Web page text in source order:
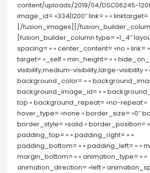
content/uploads/2019/04/DSC06245-
image_id= »334|1200″ link= » » linktarget=
[/fusion_images][/
[fusion_builder_column type= »1_4″
spacing= » » center_content= »no » link=
target= »_self » min_height= » »
visibility,medium-visibility,large-visibility »
background_color= » »
background_image_id= » »
top » background_repeat= »no-repeat »
hover_type= »none » border_size= »0″
border_style= »solid » border_position=
padding_top= » » padding_right= » »
padding_bottom= » » padding_left= » »
margin_bottom= » » animation_type= » »
animation_direction= »left »